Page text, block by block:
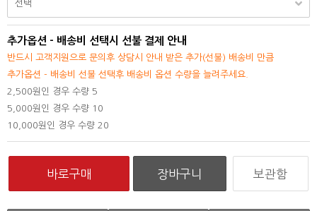
추가옵션 - 배송비 선택시 선불 결제 안내
반드시 고객지원으로 문의후 상담시 안내 받은 추가(선불) 배송비 만큼
추가옵션 - 배송비 선불 선택후 배송비 옵션 수량을 늘려주세요.
2,500원인 경우 수량 5
5,000원인 경우 수량 10
10,000원인 경우 수량 20
보관함